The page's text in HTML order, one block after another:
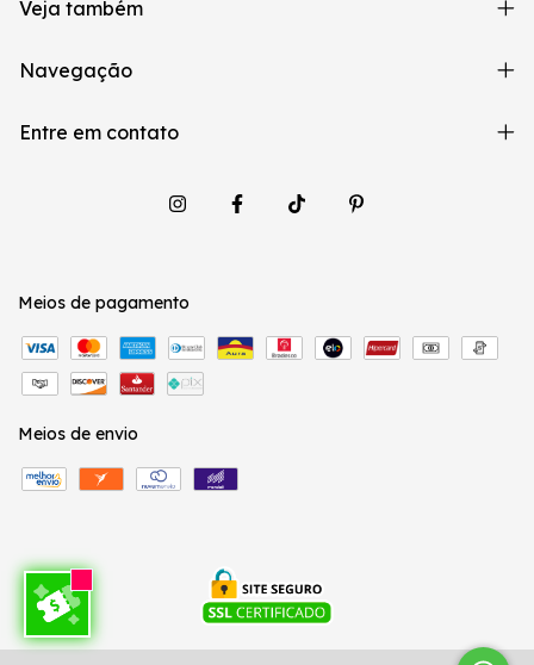
Veja também
Navegação
Entre em contato
Meios de pagamento
Meios de envio